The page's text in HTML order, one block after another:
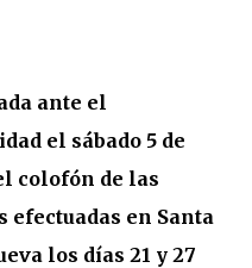
ante el
el sábado 5 de
colofón de las
en Santa
los días 21 y 27